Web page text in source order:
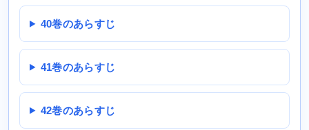
40巻のあらすじ
41巻のあらすじ
42巻のあらすじ